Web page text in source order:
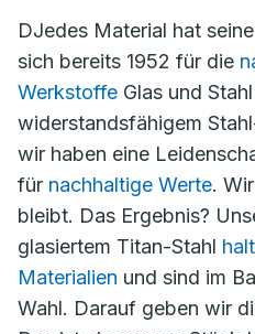
DJedes Material hat
sich bereits 1952 für die
Werkstoffe Glas und
widerstandsfähigem
wir haben eine
für nachhaltige Werte.
bleibt. Das Ergebnis?
glasiertem Titan-Stahl
Materialien und sind im
Wahl. Darauf geben wir